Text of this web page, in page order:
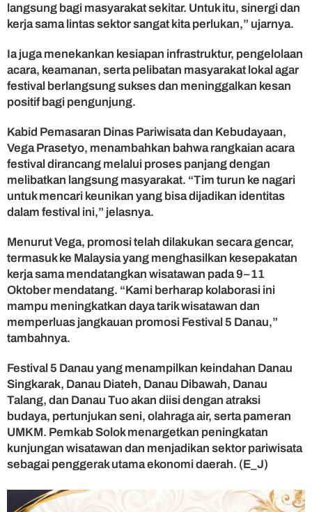
a
t
l
o
k
langsung bagi masyarakat sekitar. Untuk itu, sinergi dan
kerja sama lintas sektor sangat kita perlukan,” ujarnya.
Ia juga menekankan kesiapan infrastruktur, pengelolaan
acara, keamanan, serta pelibatan masyarakat lokal agar
festival berlangsung sukses dan meninggalkan kesan
positif bagi pengunjung.
Kabid Pemasaran Dinas Pariwisata dan Kebudayaan,
Vega Prasetyo, menambahkan bahwa rangkaian acara
festival dirancang melalui proses panjang dengan
melibatkan langsung masyarakat. “Tim turun ke nagari
untuk mencari keunikan yang bisa dijadikan identitas
dalam festival ini,” jelasnya.
Menurut Vega, promosi telah dilakukan secara gencar,
termasuk ke Malaysia yang menghasilkan kesepakatan
kerja sama mendatangkan wisatawan pada 9–11
Oktober mendatang. “Kami berharap kolaborasi ini
mampu meningkatkan daya tarik wisatawan dan
memperluas jangkauan promosi Festival 5 Danau,”
tambahnya.
Festival 5 Danau yang menampilkan keindahan Danau
Singkarak, Danau Diateh, Danau Dibawah, Danau
Talang, dan Danau Tuo akan diisi dengan atraksi
budaya, pertunjukan seni, olahraga air, serta pameran
UMKM. Pemkab Solok menargetkan peningkatan
kunjungan wisatawan dan menjadikan sektor pariwisata
sebagai penggerak utama ekonomi daerah. (E_J)